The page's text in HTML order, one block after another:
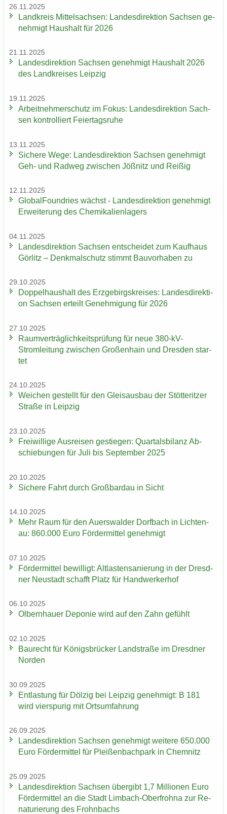
26.11.2025
Land­kreis Mit­tel­sach­sen: Lan­des­di­rek­ti­on Sach­sen ge­
neh­migt Haus­halt für 2026
21.11.2025
Lan­des­di­rek­ti­on Sach­sen ge­neh­migt Haus­halt 2026
des Land­krei­ses Leip­zig
19.11.2025
Ar­beit­neh­mer­schutz im Fokus: Lan­des­di­rek­ti­on Sach­
sen kon­trol­liert Fei­er­tags­ru­he
13.11.2025
Si­che­re Wege: Lan­des­di­rek­ti­on Sach­sen ge­neh­migt
Geh- und Rad­weg zwi­schen Jöß­nitz und Rei­ßig
12.11.2025
Glo­bal­Found­ries wächst - Lan­des­di­rek­ti­on ge­neh­migt
Er­wei­te­rung des Che­mi­ka­li­en­la­gers
04.11.2025
Lan­des­di­rek­ti­on Sach­sen ent­schei­det zum Kauf­haus
Gör­litz – Denk­mal­schutz stimmt Bau­vor­ha­ben zu
29.10.2025
Dop­pel­haus­halt des Erz­ge­birgs­krei­ses: Lan­des­di­rek­ti­
on Sach­sen er­teilt Ge­neh­mi­gung für 2026
27.10.2025
Ra­um­ver­träg­lich­keits­prü­fung für neue 380-​kV-
Stromleitung zwi­schen Gro­ßen­hain und Dres­den star­
tet
24.10.2025
Wei­chen ge­stellt für den Gleis­aus­bau der Stöt­terit­zer
Stra­ße in Leip­zig
23.10.2025
Frei­wil­li­ge Aus­rei­sen ge­stie­gen: Quar­tals­bi­lanz Ab­
schie­bun­gen für Juli bis Sep­tem­ber 2025
20.10.2025
Si­che­re Fahrt durch Groß­bardau in Sicht
14.10.2025
Mehr Raum für den Au­ers­wal­der Dorf­bach in Lich­ten­
au: 860.000 Euro För­der­mit­tel ge­neh­migt
07.10.2025
För­der­mit­tel be­wil­ligt: Alt­las­ten­sa­nie­rung in der Dresd­
ner Neu­stadt schafft Platz für Hand­wer­ker­hof
06.10.2025
Ol­bern­hau­er De­po­nie wird auf den Zahn ge­fühlt
02.10.2025
Bau­recht für Kö­nigs­brü­cker Land­stra­ße im Dresd­ner
Nor­den
30.09.2025
Ent­las­tung für Döl­zig bei Leip­zig ge­neh­migt: B 181
wird vier­spu­rig mit Orts­um­fah­rung
26.09.2025
Lan­des­di­rek­ti­on Sach­sen ge­neh­migt wei­te­re 650.000
Euro För­der­mit­tel für Plei­ßen­bach­park in Chem­nitz
25.09.2025
Lan­des­di­rek­ti­on Sach­sen über­gibt 1,7 Mil­lio­nen Euro
För­der­mit­tel an die Stadt Limbach-​Oberfrohna zur Re­
na­tu­rie­rung des Frohn­bachs